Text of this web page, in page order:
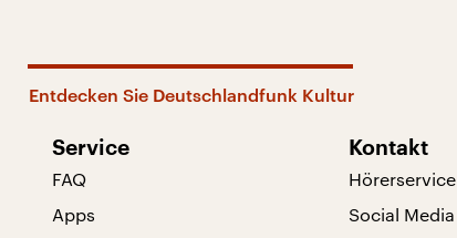
Entdecken Sie Deutschlandfunk Kultur
Service
FAQ
Apps
Kontakt
Hörerservice
Social Media